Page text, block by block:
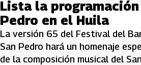
Lista la
Pedro en el Huila
La versión 65 del Festival del
San Pedro hará un homenaje
de la composición musical del